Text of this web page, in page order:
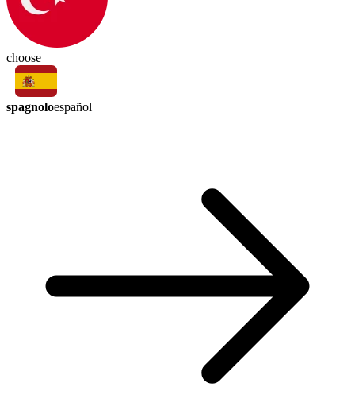
choose
spagnoloespañol